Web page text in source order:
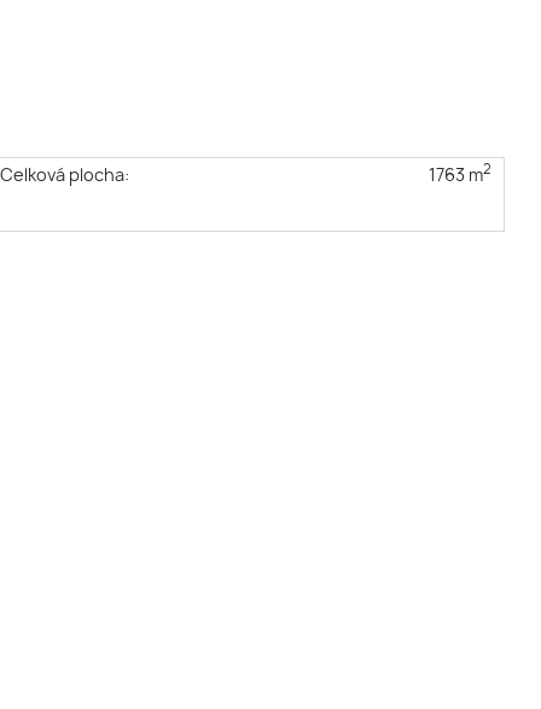
Celková plocha: 1763 m2